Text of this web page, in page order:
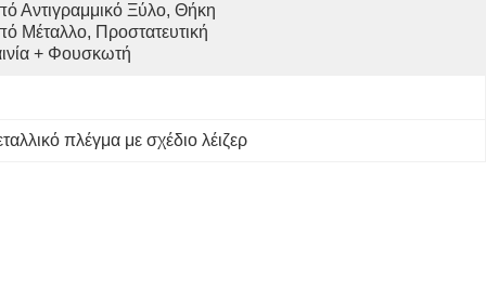
Αντιγραμμικό Ξύλο, Θήκη
Μέταλλο, Προστατευτική
+ Φουσκωτή
πλέγμα με σχέδιο λέιζερ